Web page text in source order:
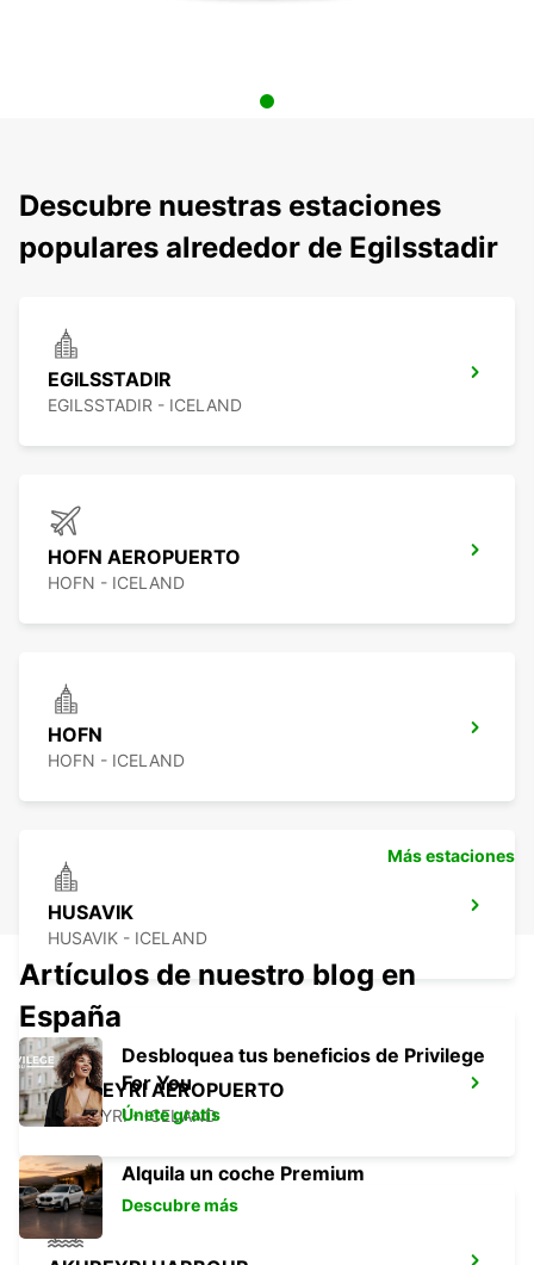
Descubre nuestras estaciones
populares alrededor de Egilsstadir
EGILSSTADIR
EGILSSTADIR - ICELAND
HOFN AEROPUERTO
HOFN - ICELAND
HOFN
HOFN - ICELAND
HUSAVIK
HUSAVIK - ICELAND
AKUREYRI AEROPUERTO
AKUREYRI - ICELAND
Más estaciones
Artículos de nuestro blog en
España
Desbloquea tus beneficios de Privilege
For You
Únete gratis
Alquila un coche Premium
Descubre más